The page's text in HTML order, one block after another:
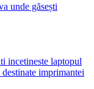
unde găsești
imprimantei